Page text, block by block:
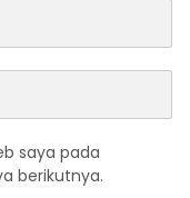
saya pada
berikutnya.